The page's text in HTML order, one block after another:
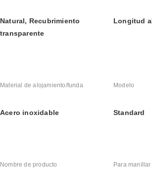
Natural, Recubrimiento
transparente
Longitud
Material de alojamiento/funda
Acero inoxidable
Modelo
Standard
Nombre de producto Para